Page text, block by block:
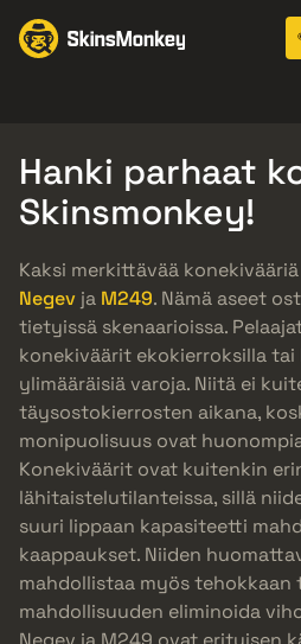
Hanki parhaat
Skinsmonkey!
Kaksi merkittävää konekivääriä
Negev ja M249. Nämä aseet
tietyissä skenaarioissa.
konekiväärit ekokierroksilla tai
ylimääräisiä varoja. Niitä ei
täysostokierrosten aikana,
monipuolisuus ovat
Konekiväärit ovat kuitenkin
lähitaistelutilanteissa, sillä
suuri lippaan kapasiteetti
kaappaukset. Niiden
mahdollistaa myös
mahdollisuuden eliminoida